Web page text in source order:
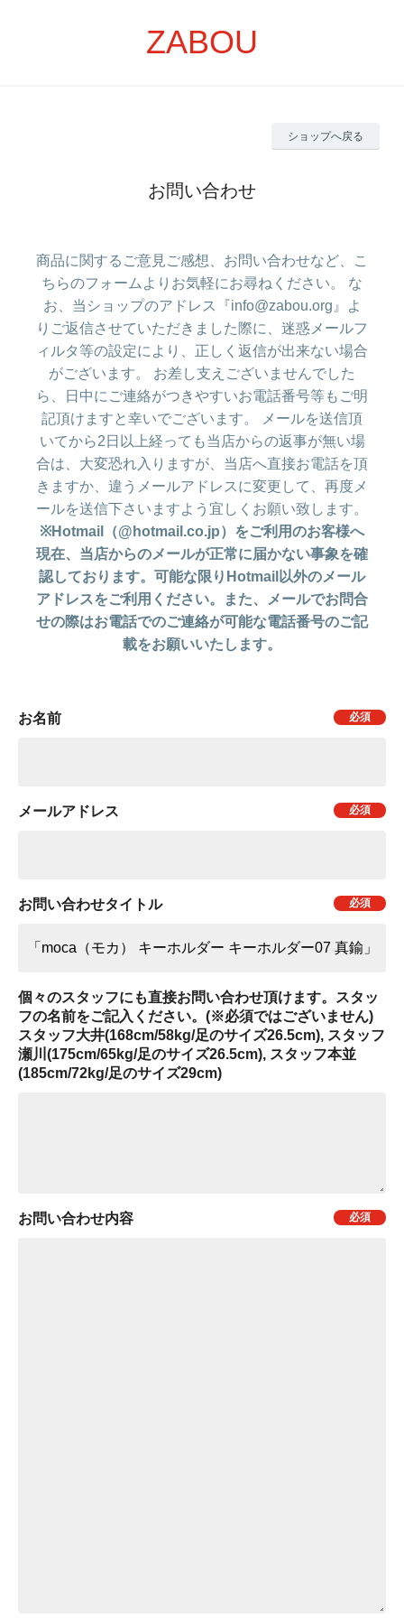
ZABOU
ショップへ戻る
お問い合わせ
商品に関するご意見ご感想、お問い合わせなど、こ
ちらのフォームよりお気軽にお尋ねください。 な
お、当ショップのアドレス『info@zabou.org』よ
りご返信させていただきました際に、迷惑メールフ
ィルタ等の設定により、正しく返信が出来ない場合
がございます。 お差し支えございませんでした
ら、日中にご連絡がつきやすいお電話番号等もご明
記頂けますと幸いでございます。 メールを送信頂
いてから2日以上経っても当店からの返事が無い場
合は、大変恐れ入りますが、当店へ直接お電話を頂
きますか、違うメールアドレスに変更して、再度メ
ールを送信下さいますよう宜しくお願い致します。
※Hotmail（@hotmail.co.jp）をご利用のお客様へ
現在、当店からのメールが正常に届かない事象を確
認しております。可能な限りHotmail以外のメール
アドレスをご利用ください。また、メールでお問合
せの際はお電話でのご連絡が可能な電話番号のご記
載をお願いいたします。
お名前
メールアドレス
お問い合わせタイトル
個々のスタッフにも直接お問い合わせ頂けます。スタッ
フの名前をご記入ください。(※必須ではございません)
スタッフ大井(168cm/58kg/足のサイズ26.5cm), スタッフ
瀬川(175cm/65kg/足のサイズ26.5cm), スタッフ本並
(185cm/72kg/足のサイズ29cm)
お問い合わせ内容